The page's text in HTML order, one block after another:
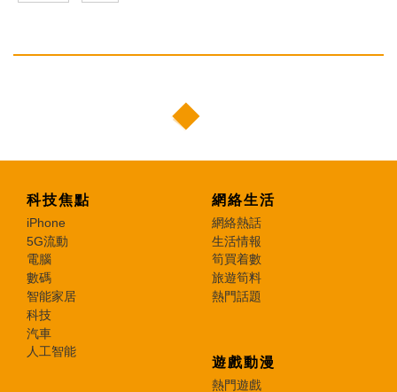
科技焦點
iPhone
5G流動
電腦
數碼
智能家居
科技
汽車
人工智能
網絡生活
網絡熱話
生活情報
筍買着數
旅遊筍料
熱門話題
遊戲動漫
熱門遊戲